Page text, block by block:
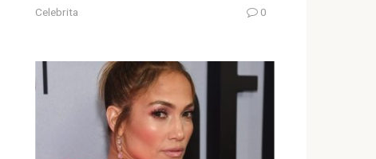
Celebrita 0